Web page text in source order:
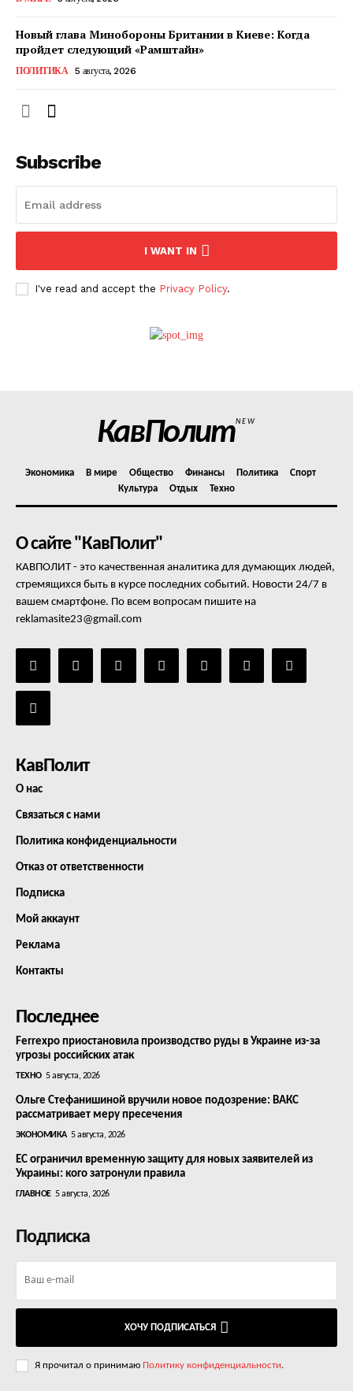
О нас
Политика конфиденциальности
Новый глава Минобороны Британии в Киеве: Когда
пройдет следующий «Рамштайн»
ПОЛИТИКА 5 августа, 2026
Subscribe
I WANT IN
I've read and accept the Privacy Policy.
КавПолитNEW
Экономика В мире Общество Финансы Политика
Спорт
Культура
Отдых Техно
О сайте "КавПолит"
КАВПОЛИТ - это качественная аналитика для думающих людей,
стремящихся быть в курсе последних событий. Новости 24/7 в
вашем смартфоне. По всем вопросам пишите на
reklamasite23@gmail.com
КавПолит
О нас
Связаться с нами
Политика конфиденциальности
Отказ от ответственности
Подписка
Мой аккаунт
Реклама
Контакты
Последнее
Ferrexpo приостановила производство руды в Украине из-за
угрозы российских атак
ТЕХНО 5 августа, 2026
Ольге Стефанишиной вручили новое подозрение: ВАКС
рассматривает меру пресечения
ЭКОНОМИКА 5 августа, 2026
ЕС ограничил временную защиту для новых заявителей из
Украины: кого затронули правила
ГЛАВНОЕ 5 августа, 2026
Подписка
ХОЧУ ПОДПИСАТЬСЯ
Я прочитал о принимаю Политику конфиденциальности.